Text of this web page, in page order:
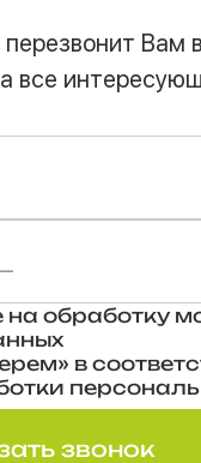
Вам
все
на обработку
в
звонок